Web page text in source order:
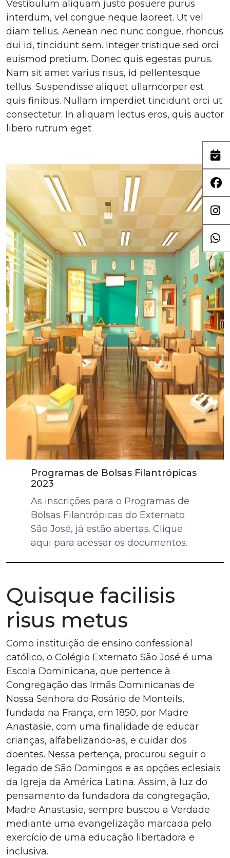
Vestibulum aliquam justo posuere purus
interdum, vel congue neque laoreet. Ut vel
diam tellus. Aenean nec nunc congue, rhoncus
dui id, tincidunt sem. Integer tristique sed orci
euismod pretium. Donec quis egestas purus.
Nam sit amet varius risus, id pellentesque
tellus. Suspendisse aliquet ullamcorper est
quis finibus. Nullam imperdiet tincidunt orci ut
consectetur. In aliquam lectus eros, quis auctor
libero rutrum eget.
Programas de Bolsas Filantrópicas
2023
As inscrições para o Programas de
Bolsas Filantrópicas do Externato
São José, já estão abertas. Clique
aqui para acessar os documentos.
Quisque facilisis
risus metus
Como instituição de ensino confessional
católico, o Colégio Externato São José é uma
Escola Dominicana, que pertence à
Congregação das Irmãs Dominicanas de
Nossa Senhora do Rosário de Monteils,
fundada na França, em 1850, por Madre
Anastasie, com uma finalidade de educar
crianças, alfabelizando-as, e cuidar dos
doentes. Nessa pertença, procurou seguir o
legado de São Domingos e as opções eclesiais
da Igreja da América Latina. Assim, à luz do
pensamento da fundadora da congregação,
Madre Anastasie, sempre buscou a Verdade
mediante uma evangelização marcada pelo
exercício de uma educação libertadora e
inclusiva.